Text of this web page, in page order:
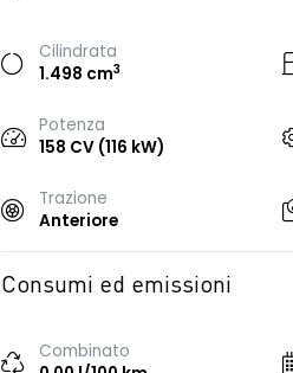
Cilindrata
1.498 cm3
Potenza
158 CV (116 kW)
Trazione
Anteriore
Consumi ed emissioni
Combinato